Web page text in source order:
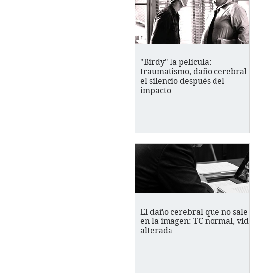
"Birdy" la película:
traumatismo, daño cerebral y
el silencio después del
impacto
El daño cerebral que no sale
en la imagen: TC normal, vida
alterada